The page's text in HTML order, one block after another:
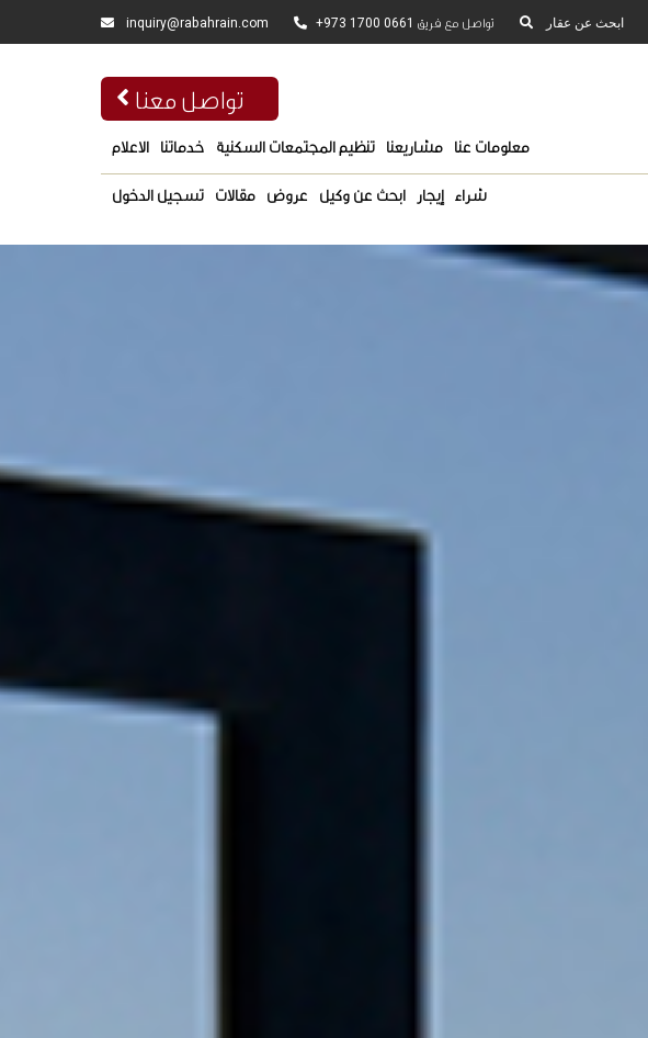
inquiry@rabahrain.com +973 1700 0661 تواصل مع فريق ابحث عن عقار
تواصل معنا
الاعلام خدماتنا تنظيم المجتمعات السكنية مشاريعنا معلومات عنا
شراء إيجار ابحث عن وكيل عروض مقالات تسجيل الدخول